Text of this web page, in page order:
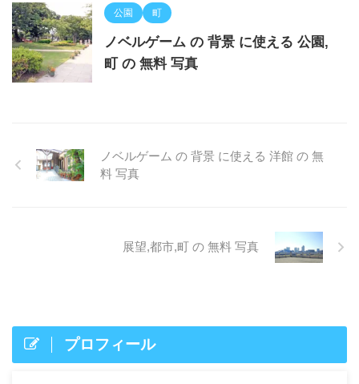
公園 町
ノベルゲーム の 背景 に使える 公園,
町 の 無料 写真
ノベルゲーム の 背景 に使える 洋館 の 無
料 写真
展望,都市,町 の 無料 写真
プロフィール